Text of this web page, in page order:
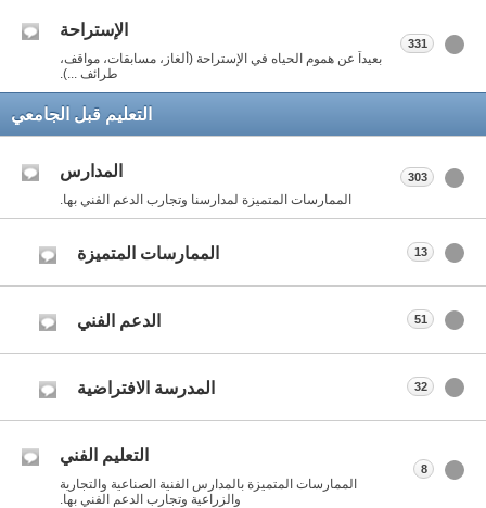
الإستراحة
بعيداً عن هموم الحياه في الإستراحة (ألغاز، مسابقات، مواقف،
طرائف ...).
331
التعليم قبل الجامعي
المدارس
الممارسات المتميزة لمدارسنا وتجارب الدعم الفني بها.
303
الممارسات المتميزة 13
الدعم الفني 51
المدرسة الافتراضية 32
التعليم الفني
الممارسات المتميزة بالمدارس الفنية الصناعية والتجارية
والزراعية وتجارب الدعم الفني بها.
8